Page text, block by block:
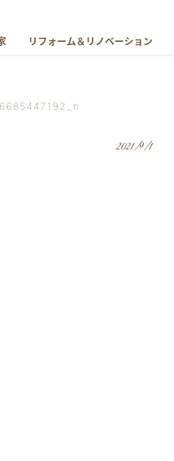
リフォーム＆リノベーション
2021/9/1